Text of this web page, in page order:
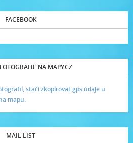
FACEBOOK
NA MAPY.CZ
stačí zkopírovat gps údaje u
mapu.
MAIL LIST